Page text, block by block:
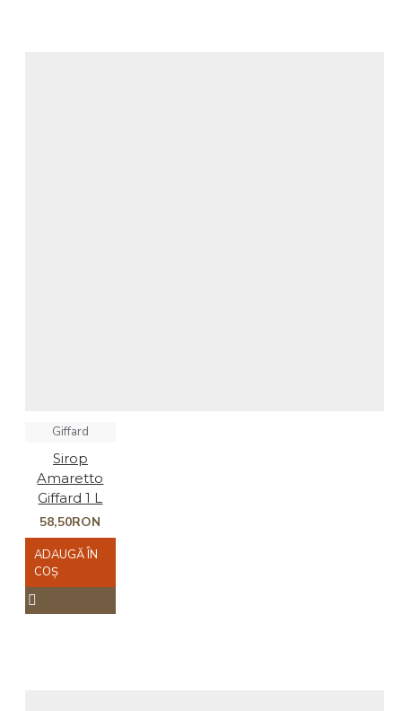
Giffard
Sirop
Amaretto
Giffard 1 L
58,50RON
ADAUGĂ ÎN
COŞ